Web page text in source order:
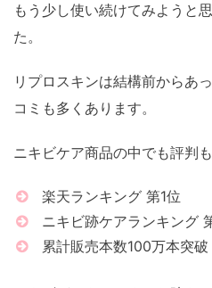
もう少し使い続けてみようと
た。
リプロスキンは結構前からあ
コミも多くあります。
ニキビケア商品の中でも評判も
楽天ランキング 第1位
ニキビ跡ケアランキング
累計販売本数100万本突破